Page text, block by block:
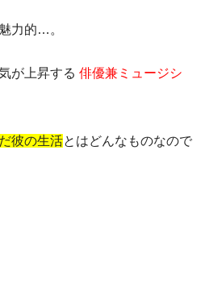
力的…。
が上昇する 俳優兼ミュージシ
彼の生活とはどんなものなので